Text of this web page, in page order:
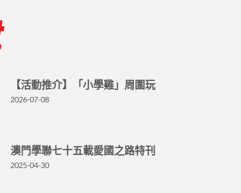
【活動推介】「小學雞」周圍玩
2026-07-08
澳門學聯七十五載愛國之路特刊
2025-04-30